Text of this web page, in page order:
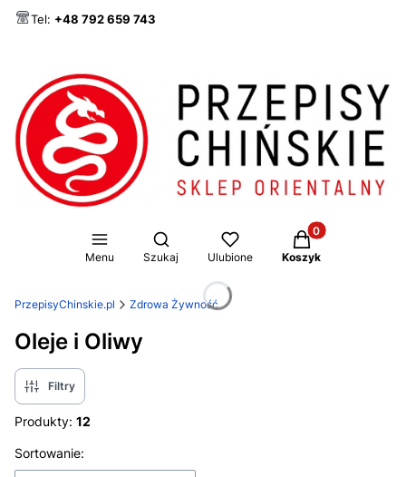
Tel: +48 792 659 743
Menu
Otwórz wyszukiwarkę
Szukaj Ulubione
Produkty w
Koszyk
PrzepisyChinskie.pl Zdrowa Żywność
Oleje i Oliwy
Filtry
Produkty: 12
Lista produktów
Sortowanie: